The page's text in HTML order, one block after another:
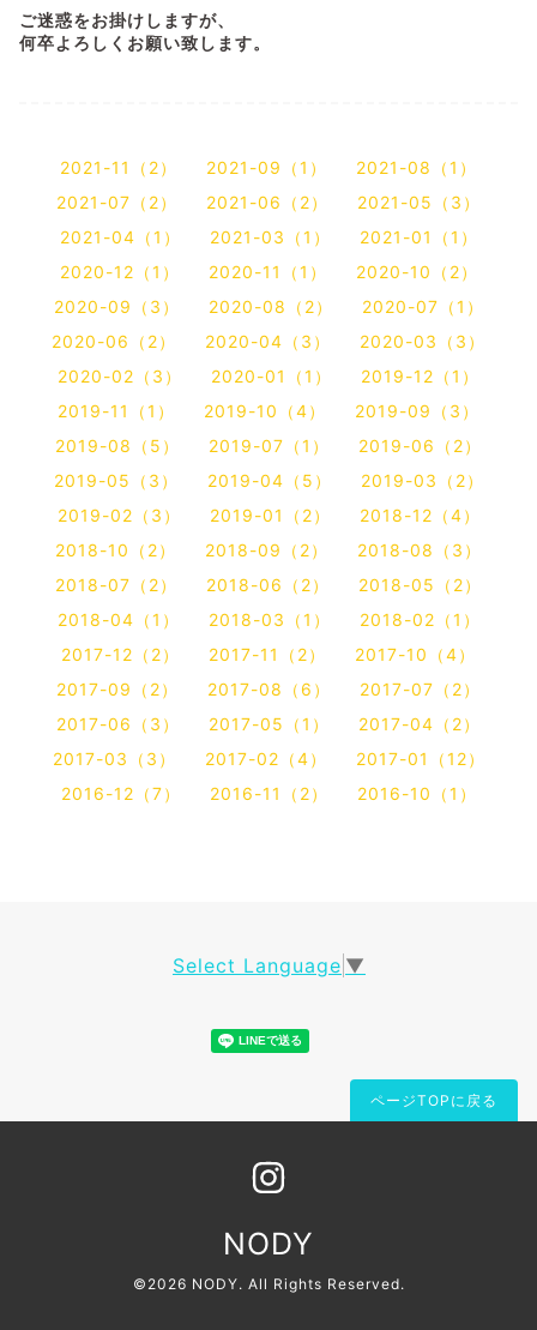
ご迷惑をお掛けしますが、
何卒よろしくお願い致します。
2021-11（2） 2021-09（1）
2021-08（1）
2021-07（2）
2021-06（2）
2021-05（3）
2021-04（1）
2021-03（1）
2021-01（1）
2020-12（1）
2020-11（1）
2020-10（2）
2020-09（3）
2020-08（2）
2020-07（1）
2020-06（2）
2020-04（3）
2020-03（3）
2020-02（3）
2020-01（1）
2019-12（1）
2019-11（1）
2019-10（4）
2019-09（3）
2019-08（5）
2019-07（1）
2019-06（2）
2019-05（3）
2019-04（5）
2019-03（2）
2019-02（3）
2019-01（2）
2018-12（4）
2018-10（2）
2018-09（2）
2018-08（3）
2018-07（2）
2018-06（2）
2018-05（2）
2018-04（1）
2018-03（1）
2018-02（1）
2017-12（2）
2017-11（2）
2017-10（4）
2017-09（2）
2017-08（6）
2017-07（2）
2017-06（3）
2017-05（1）
2017-04（2）
2017-03（3）
2017-02（4）
2017-01（12）
2016-12（7）
2016-11（2） 2016-10（1）
Select Language ▼
ページTOPに戻る
NODY
©2026 NODY. All Rights Reserved.